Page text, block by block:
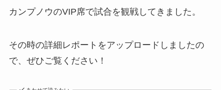
カンプノウのVIP席で試合を観戦してきました。
その時の詳細レポートをアップロードしましたの
で、ぜひご覧ください！